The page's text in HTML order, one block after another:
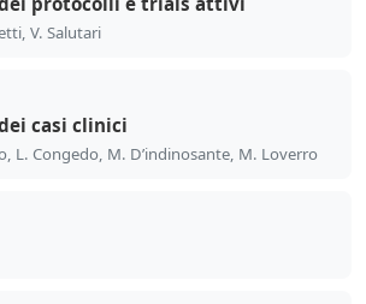
V. Salutari
casi clinici
L. Congedo, M. D’indinosante, M. Loverro